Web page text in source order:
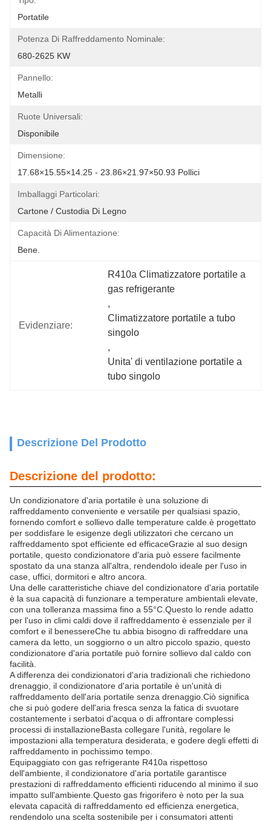
Portatile
Potenza Di Raffreddamento Nominale:
680-2625 KW
Pannello:
Metalli
Ruote Universali:
Disponibile
Dimensione:
17.68×15.55×14.25 - 23.86×21.97×50.93 Pollici
Imballaggi Particolari:
Cartone / Custodia Di Legno
Capacità Di Alimentazione:
Bene.
Evidenziare:
R410a Climatizzatore portatile a
gas refrigerante
,
Climatizzatore portatile a tubo
singolo
,
Unita' di ventilazione portatile a
tubo singolo
Descrizione Del Prodotto
Descrizione del prodotto:
Un condizionatore d'aria portatile è una soluzione di
raffreddamento conveniente e versatile per qualsiasi spazio,
fornendo comfort e sollievo dalle temperature calde.è progettato
per soddisfare le esigenze degli utilizzatori che cercano un
raffreddamento spot efficiente ed efficaceGrazie al suo design
portatile, questo condizionatore d'aria può essere facilmente
spostato da una stanza all'altra, rendendolo ideale per l'uso in
case, uffici, dormitori e altro ancora.
Una delle caratteristiche chiave del condizionatore d'aria portatile
è la sua capacità di funzionare a temperature ambientali elevate,
con una tolleranza massima fino a 55°C.Questo lo rende adatto
per l'uso in climi caldi dove il raffreddamento è essenziale per il
comfort e il benessereChe tu abbia bisogno di raffreddare una
camera da letto, un soggiorno o un altro piccolo spazio, questo
condizionatore d'aria portatile può fornire sollievo dal caldo con
facilità.
A differenza dei condizionatori d'aria tradizionali che richiedono
drenaggio, il condizionatore d'aria portatile è un'unità di
raffreddamento dell'aria portatile senza drenaggio.Ciò significa
che si può godere dell'aria fresca senza la fatica di svuotare
costantemente i serbatoi d'acqua o di affrontare complessi
processi di installazioneBasta collegare l'unità, regolare le
impostazioni alla temperatura desiderata, e godere degli effetti di
raffreddamento in pochissimo tempo.
Equipaggiato con gas refrigerante R410a rispettoso
dell'ambiente, il condizionatore d'aria portatile garantisce
prestazioni di raffreddamento efficienti riducendo al minimo il suo
impatto sull'ambiente.Questo gas frigorifero è noto per la sua
elevata capacità di raffreddamento ed efficienza energetica,
rendendolo una scelta sostenibile per i consumatori attenti